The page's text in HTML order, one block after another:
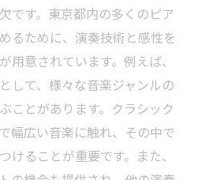
です。東京都内の多くのピア
るために、演奏技術と感性を
用意されています。例えば、
して、様々な音楽ジャンルの
ことがあります。クラシック
幅広い音楽に触れ、その中で
けることが重要です。また、